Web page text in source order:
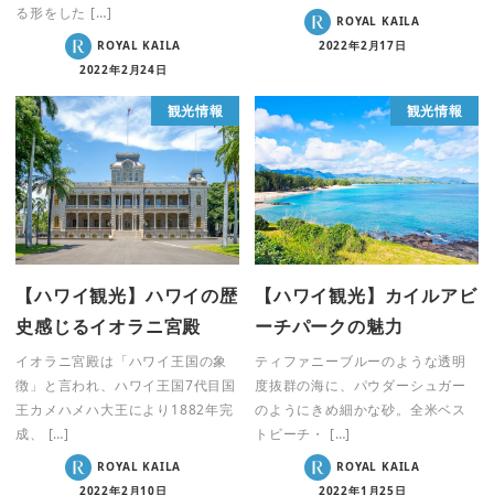
る形をした […]
ROYAL KAILA
2022年2月24日
ROYAL KAILA
2022年2月17日
観光情報
【ハワイ観光】ハワイの歴
史感じるイオラニ宮殿
イオラニ宮殿は「ハワイ王国の象
徴」と言われ、ハワイ王国7代目国
王カメハメハ大王により1882年完
成、 […]
ROYAL KAILA
2022年2月10日
観光情報
【ハワイ観光】カイルアビ
ーチパークの魅力
ティファニーブルーのような透明
度抜群の海に、パウダーシュガー
のようにきめ細かな砂。全米ベス
トビーチ・ […]
ROYAL KAILA
2022年1月25日